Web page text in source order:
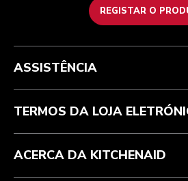
REGISTAR O
Health Check
Atendimento ao cliente
Acompanhar a sua encomenda
Garantia e documentos
Perguntas frequentes
Termos e condições
Envio e entrega
Devoluções e reembolsos
Marca
ODR
A marca
A nossa história
ASSISTÊNCIA
TERMOS DA LOJA
ACERCA DA KITCHENAID